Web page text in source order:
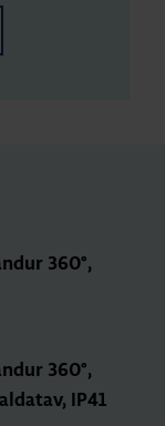
360°,
360°,
IP41